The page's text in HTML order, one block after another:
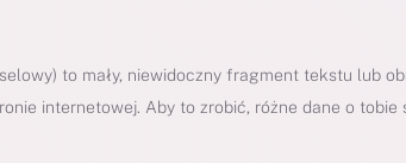
to mały, niewidoczny fragment tekstu lub
internetowej. Aby to zrobić, różne dane o